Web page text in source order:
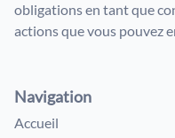
obligations en tant que
actions que vous pouvez
Navigation
Accueil